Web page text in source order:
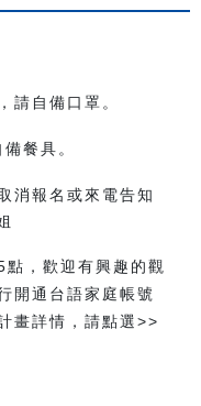
請自備口罩。
餐具。
消報名或來電告知
，歡迎有興趣的觀
開通台語家庭帳號
畫詳情，請點選>>